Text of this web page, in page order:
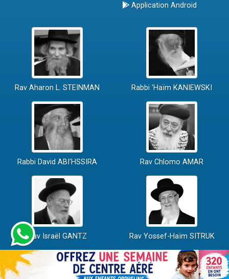
Application Android
Rav Aharon L. STEINMAN Rabbi 'Haïm KANIEWSKI
Rabbi David ABI'HSSIRA Rav Chlomo AMAR
Rav Israël GANTZ Rav Yossef-Haïm SITRUK